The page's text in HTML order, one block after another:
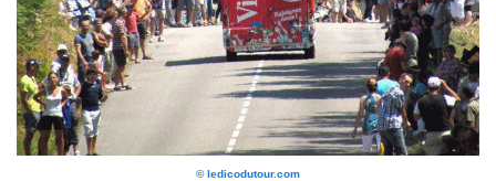
© ledicodutour.com